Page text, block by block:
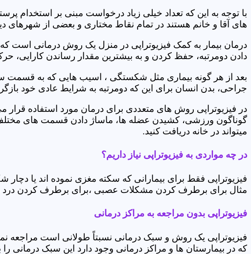
با توجه به این که تعداد خیلی زیاد درخواست مبنی بر استخدام
های آقا و خانم هستند در تمام نقاط مختاری و بعضی از شهرهای
درمان بیمار به کمک فیزیوتراپی در منزل یک روش درمانی است
دادن دومرتبه، حفظ کردن و به بیشترین مقدار رساندن کارایی،
بعد از هر گونه بیماری مثل شکستگی ، اسیب هایی که به قسمت
جراحی، بدن انسان برای این که دومرتبه به شرایط عادی خود
در فیزیوتراپی روش های متعددی برای درمان مورد استفاده قرار
گوناگون ورزشی، کشیدن عضله ها، ماساژ دادن قسمت های
میتواند در خانه دریافت کنید.
در چه مواردی به فیزیوتراپی نیاز داریم؟
فیزیوتراپی فقط برای بیمارانی که سکته مغزی نموده اند یا
مثال برای برطرف کردن مشکلات عصبی ،برای برطرف کردن درد
فیزیوتراپی بدون مراجعه به مراکز درمانی
فیزیوتراپی یک روش و سبک درمانی نسبتاً طولانی است
که در بیمارستان ها و مراکز درمانی وجود دارد این سبک درمانی